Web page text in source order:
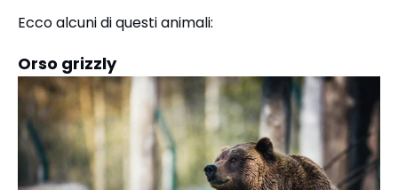
Ecco alcuni di questi animali:
Orso grizzly